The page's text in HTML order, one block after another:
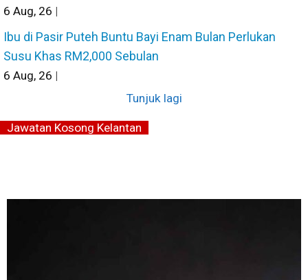
6 Aug, 26 |
Ibu di Pasir Puteh Buntu Bayi Enam Bulan Perlukan
Susu Khas RM2,000 Sebulan
6 Aug, 26 |
Tunjuk lagi
Jawatan Kosong Kelantan